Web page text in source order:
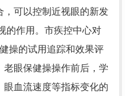
，可以控制近视眼的新发
的作用。市疾控中心对
操的试用追踪和效果评
眼保健操操作前后，学
血流速度等指标变化的